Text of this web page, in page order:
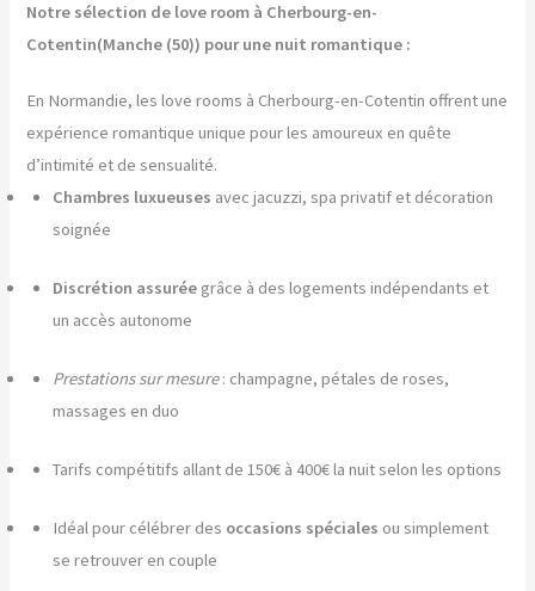
Notre sélection de love room à Cherbourg-en-
Cotentin(Manche (50)) pour une nuit romantique :
En Normandie, les love rooms à Cherbourg-en-Cotentin offrent une
expérience romantique unique pour les amoureux en quête
d’intimité et de sensualité.
Chambres luxueuses avec jacuzzi, spa privatif et décoration
soignée
Discrétion assurée grâce à des logements indépendants et
un accès autonome
Prestations sur mesure: champagne, pétales de roses,
massages en duo
Tarifs compétitifs allant de 150€ à 400€ la nuit selon les options
Idéal pour célébrer des occasions spéciales ou simplement
se retrouver en couple